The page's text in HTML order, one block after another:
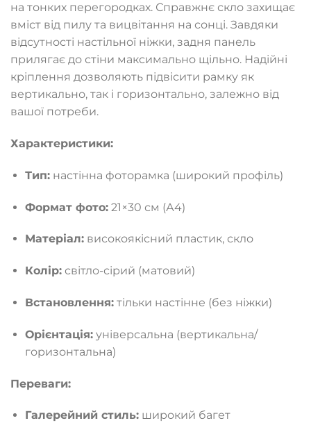
на тонких перегородках. Справжнє скло захищає
вміст від пилу та вицвітання на сонці. Завдяки
відсутності настільної ніжки, задня панель
прилягає до стіни максимально щільно. Надійні
кріплення дозволяють підвісити рамку як
вертикально, так і горизонтально, залежно від
вашої потреби.
Характеристики:
Тип:настінна фоторамка (широкий профіль)
Формат фото:21×30 см (А4)
Матеріал:високоякісний пластик, скло
Колір:світло-сірий (матовий)
Встановлення:тільки настінне (без ніжки)
Орієнтація:універсальна (вертикальна/
горизонтальна)
Переваги:
Галерейний стиль:широкий багет